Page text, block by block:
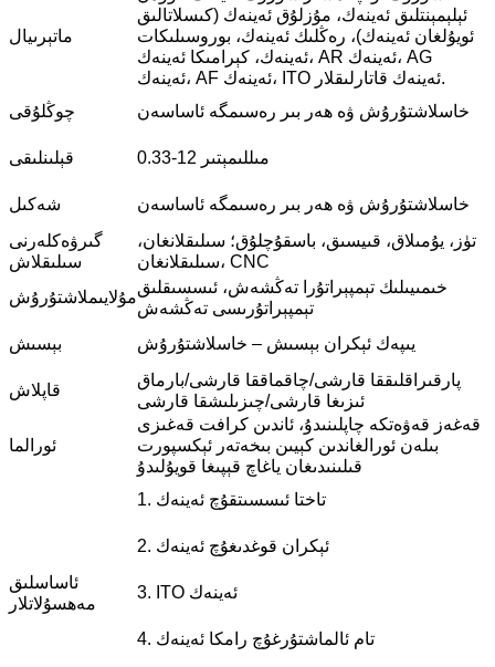
ماتېرىيال
ئېلېمېنتلىق ئەينەك، مۇزلۇق ئەينەك (كىسلاتالىق
ئويۇلغان ئەينەك)، رەڭلىك ئەينەك، بوروسىلىكات
ئەينەك، كېرامىكا ئەينەك، AR ئەينەك، AG
ئەينەك، AF ئەينەك، ITO ئەينەك قاتارلىقلار.
چوڭلۇقى
خاسلاشتۇرۇش ۋە ھەر بىر رەسىمگە ئاساسەن
قېلىنلىقى 0.33-12 مىللىمېتىر
شەكىل
خاسلاشتۇرۇش ۋە ھەر بىر رەسىمگە ئاساسەن
گىرۋەكلەرنى
سىلىقلاش
تۈز، يۇمىلاق، قىيسىق، باسقۇچلۇق؛ سىلىقلانغان،
سىلىقلانغان، CNC
مۇلايىملاشتۇرۇش
خىمىيىلىك تېمپېراتۇرا تەڭشەش، ئىسسىقلىق
تېمپېراتۇرىسى تەڭشەش
بېسىش
يىپەك ئېكران بېسىش – خاسلاشتۇرۇش
قاپلاش
پارقىراقلىققا قارشى/چاقماققا قارشى/بارماق
ئىزىغا قارشى/چىزىلىشقا قارشى
ئورالما
قەغەز قەۋەتكە چاپلىنىدۇ، ئاندىن كرافت قەغىزى
بىلەن ئورالغاندىن كېيىن بىخەتەر ئېكسپورت
قىلىنىدىغان ياغاچ قېپىغا قويۇلىدۇ
ئاساسلىق
مەھسۇلاتلار
1. تاختا ئىسسىتقۇچ ئەينەك
2. ئېكران قوغدىغۇچ ئەينەك
3. ITO ئەينەك
4. تام ئالماشتۇرغۇچ رامكا ئەينەك